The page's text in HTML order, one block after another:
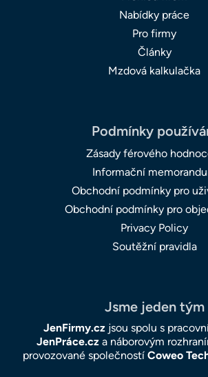
Nabídky práce
Pro firmy
Články
Mzdová kalkulačka
Podmínky
Zásady férového
Informační
Obchodní podmínky pro
Obchodní podmínky pro
Privacy Policy
Soutěžní pravidla
Jsme jeden tým
JenFirmy.czjsou spolu s
JenPráce.cza náborovým
provozované společností Coweo